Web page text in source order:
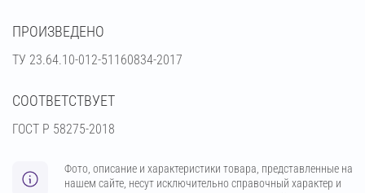
ПРОИЗВЕДЕНО
ТУ 23.64.10-012-51160834-2017
СООТВЕТСТВУЕТ
ГОСТ Р 58275-2018
Фото, описание и характеристики товара, представленные на
нашем сайте, несут исключительно справочный характер и